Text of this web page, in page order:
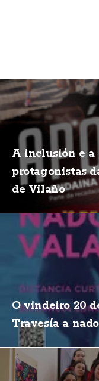
A inclusión e a
protagonistas
de Vilaño
O vindeiro 20
Travesía a